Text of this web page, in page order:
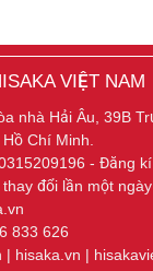
VIỆT NAM
nhà Hải Âu, 39B
Chí Minh.
- Đăng
đổi lần một
833 626
| hisaka.vn |